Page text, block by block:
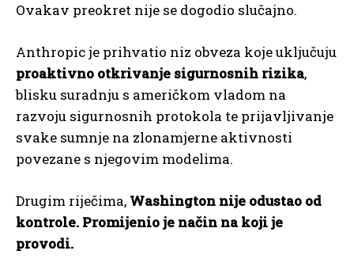
Ovakav preokret nije se dogodio slučajno.
Anthropic je prihvatio niz obveza koje uključuju
proaktivno otkrivanje sigurnosnih rizika,
blisku suradnju s američkom vladom na
razvoju sigurnosnih protokola te prijavljivanje
svake sumnje na zlonamjerne aktivnosti
povezane s njegovim modelima.
Drugim riječima, Washington nije odustao od
kontrole. Promijenio je način na koji je
provodi.